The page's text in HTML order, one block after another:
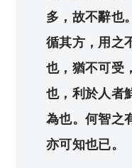
多，故不辭也
循其方，用之
也，猶不可受
也，利於人者
為也。何智之
亦可知也已。